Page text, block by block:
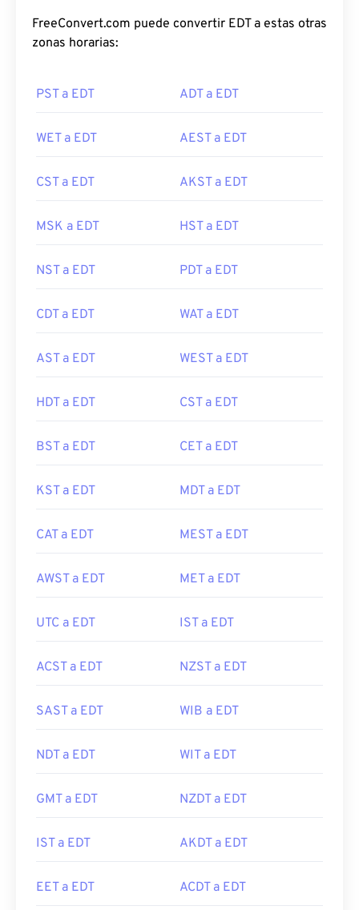
FreeConvert.com puede convertir EDT a estas otras
zonas horarias:
PST a EDT ADT a EDT
WET a EDT AEST a EDT
CST a EDT AKST a EDT
MSK a EDT HST a EDT
NST a EDT PDT a EDT
CDT a EDT WAT a EDT
AST a EDT WEST a EDT
HDT a EDT CST a EDT
BST a EDT CET a EDT
KST a EDT MDT a EDT
CAT a EDT MEST a EDT
AWST a EDT MET a EDT
UTC a EDT IST a EDT
ACST a EDT NZST a EDT
SAST a EDT WIB a EDT
NDT a EDT WIT a EDT
GMT a EDT NZDT a EDT
IST a EDT AKDT a EDT
EET a EDT ACDT a EDT